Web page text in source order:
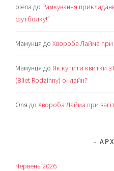
olena до Рамкування
футболку!”
Мамунця доХвороба Лайма при
Мамунця до Як купити квитки з
(Bilet Rodzinny) онлайн?
Оля доХвороба Лайма при
Червень 2026